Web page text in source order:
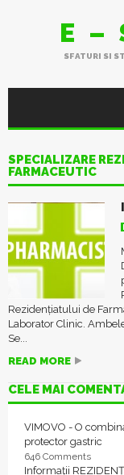
E –
SFATURI SI
SPECIALIZARE
FARMACEUTIC
Rezidențiatului de
Laborator Clinic.
Se...
READ MORE
CELE MAI
VIMOVO - O
protector gastric
646 Comments
Informații